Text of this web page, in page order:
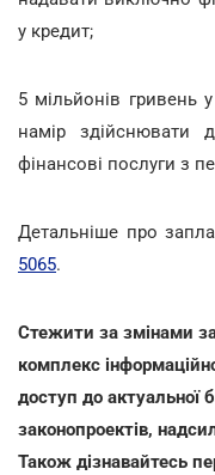
у кредит;
5 мільйонів гривень
намір здійснювати
фінансові послуги з
Детальніше про
5065.
Стежити за змінами
комплекс
доступ до актуальної
законопроектів,
Також дізнавайтесь